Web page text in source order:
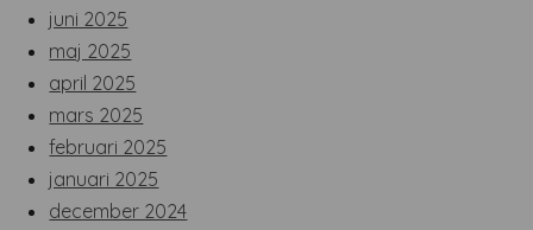
juni 2025
maj 2025
april 2025
mars 2025
februari 2025
januari 2025
december 2024